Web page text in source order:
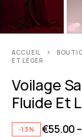
ACCUEIL
ET LÉGER
Voilage
Fluide Et
-13% €55.00 –